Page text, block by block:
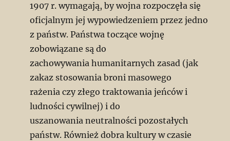
1907 r. wymagają, by wojna rozpoczęła się
oficjalnym jej wypowiedzeniem przez jedno
z państw. Państwa toczące wojnę
zobowiązane są do
zachowywania humanitarnych zasad (jak
zakaz stosowania broni masowego
rażenia czy złego traktowania jeńców i
ludności cywilnej) i do
uszanowania neutralności pozostałych
państw. Również dobra kultury w czasie